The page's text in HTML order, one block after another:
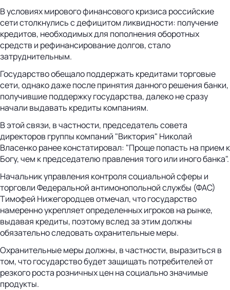
В условиях мирового финансового кризиса российские
сети столкнулись с дефицитом ликвидности: получение
кредитов, необходимых для пополнения оборотных
средств и рефинансирование долгов, стало
затруднительным.
Государство обещало поддержать кредитами торговые
сети, однако даже после принятия данного решения банки,
получившие поддержку государства, далеко не сразу
начали выдавать кредиты компаниям.
В этой связи, в частности, председатель совета
директоров группы компаний "Виктория" Николай
Власенко ранее констатировал: "Проще попасть на прием к
Богу, чем к председателю правления того или иного банка".
Начальник управления контроля социальной сферы и
торговли Федеральной антимонопольной службы (ФАС)
Тимофей Нижегородцев отмечал, что государство
намеренно укрепляет определенных игроков на рынке,
выдавая кредиты, поэтому вслед за этим должны
обязательно следовать охранительные меры.
Охранительные меры должны, в частности, выразиться в
том, что государство будет защищать потребителей от
резкого роста розничных цен на социально значимые
продукты.